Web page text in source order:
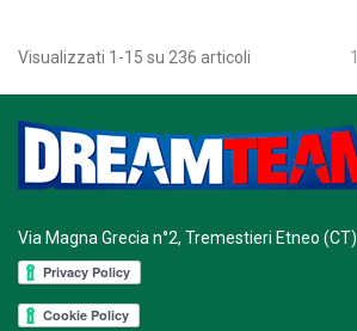
Visualizzati 1-15 su 236 articoli 1
Via Magna Grecia n°2, Tremestieri Etneo (CT)